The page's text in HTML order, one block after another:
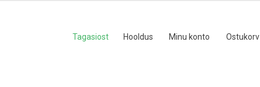
Tagasiost Hooldus Minu konto Ostukorv